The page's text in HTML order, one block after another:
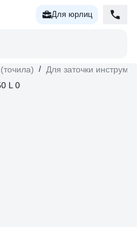
Для юрлиц
/ Для заточки